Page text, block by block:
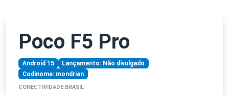
Poco F5 Pro
Android 15
Lançamento: Não divulgado
Codinome: mondrian
CONECTIVIDADE BRASIL